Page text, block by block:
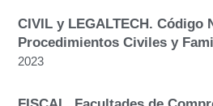
CIVIL y LEGALTECH. Código
Procedimientos Civiles y
2023